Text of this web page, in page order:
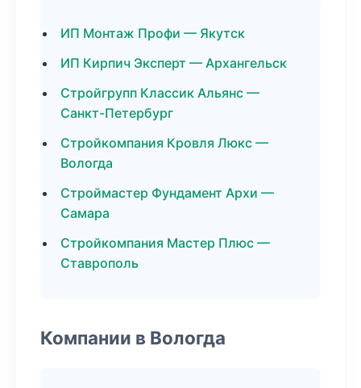
ИП Монтаж Профи — Якутск
ИП Кирпич Эксперт — Архангельск
Стройгрупп Классик Альянс —
Санкт-Петербург
Стройкомпания Кровля Люкс —
Вологда
Строймастер Фундамент Архи —
Самара
Стройкомпания Мастер Плюс —
Ставрополь
Компании в Вологда